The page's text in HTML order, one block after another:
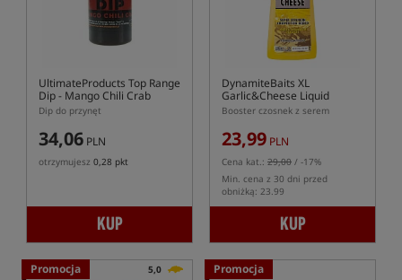
UltimateProducts Top Range
Dip - Mango Chili Crab
Dip do przynęt
34,06 PLN
otrzymujesz 0,28 pkt
KUP
DynamiteBaits XL
Garlic&Cheese Liquid
Booster czosnek z serem
23,99 PLN
Cena kat.: 29,00 / -17%
Min. cena z 30 dni przed
obniżką: 23.99
KUP
Promocja 5,0 Promocja